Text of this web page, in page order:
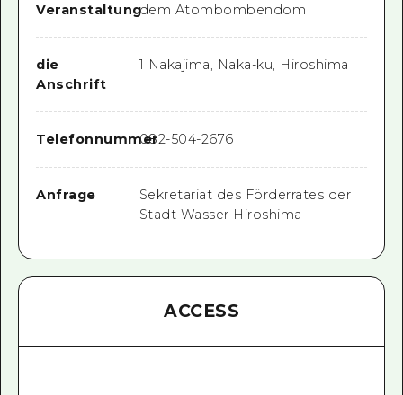
Veranstaltungdem Atombombendom
die
Anschrift
1 Nakajima, Naka-ku, Hiroshima
Telefonnummer082-504-2676
Anfrage
Sekretariat des Förderrates der
Stadt Wasser Hiroshima
ACCESS